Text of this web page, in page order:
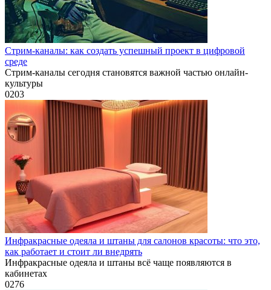
Стрим-каналы: как создать успешный проект в цифровой
среде
Стрим-каналы сегодня становятся важной частью онлайн-
культуры
0203
Инфракрасные одеяла и штаны для салонов красоты: что это,
как работает и стоит ли внедрять
Инфракрасные одеяла и штаны всё чаще появляются в
кабинетах
0276